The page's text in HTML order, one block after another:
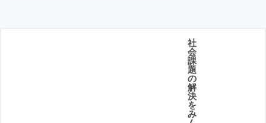
社
会
課
題
の
解
決
を
み